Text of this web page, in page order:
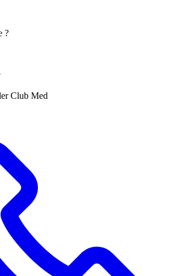
?
Club Med